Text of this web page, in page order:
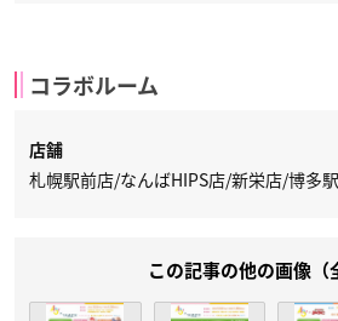
コラボルーム
店舗
札幌駅前店/なんばHIPS店/新栄店/博多
この記事の他の画像（